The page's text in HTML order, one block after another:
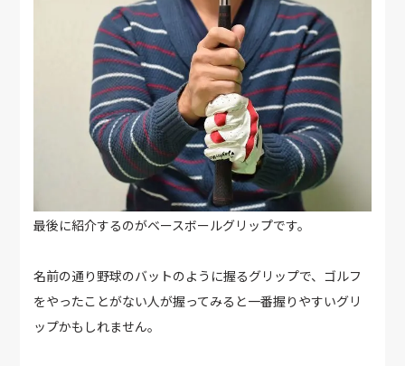
最後に紹介するのがベースボールグリップです。
名前の通り野球のバットのように握るグリップで、ゴルフ
をやったことがない人が握ってみると一番握りやすいグリ
ップかもしれません。